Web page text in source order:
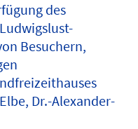
des
Besuchern,
Dr.-Alexander-